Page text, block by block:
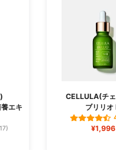
エキ
CELLULA(チ
ブリリオ
¥1,996